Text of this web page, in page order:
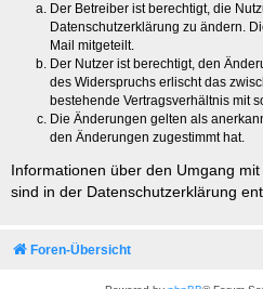
Der Betreiber ist berechtigt, die
Datenschutzerklärung zu ändern.
Mail mitgeteilt.
Der Nutzer ist berechtigt, den
des Widerspruchs erlischt das
bestehende Vertragsverhältnis mit
Die Änderungen gelten als
den Änderungen zugestimmt hat.
Informationen über den Umgang
sind in der Datenschutzerklärung
Foren-Übersicht